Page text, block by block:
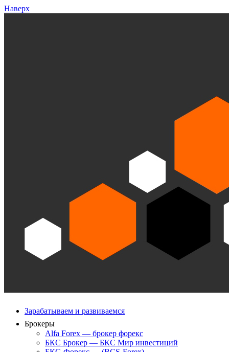
Наверх
Зарабатываем и развиваемся
Брокеры
Alfa Forex — брокер форекс
БКС Брокер — БКС Мир инвестиций